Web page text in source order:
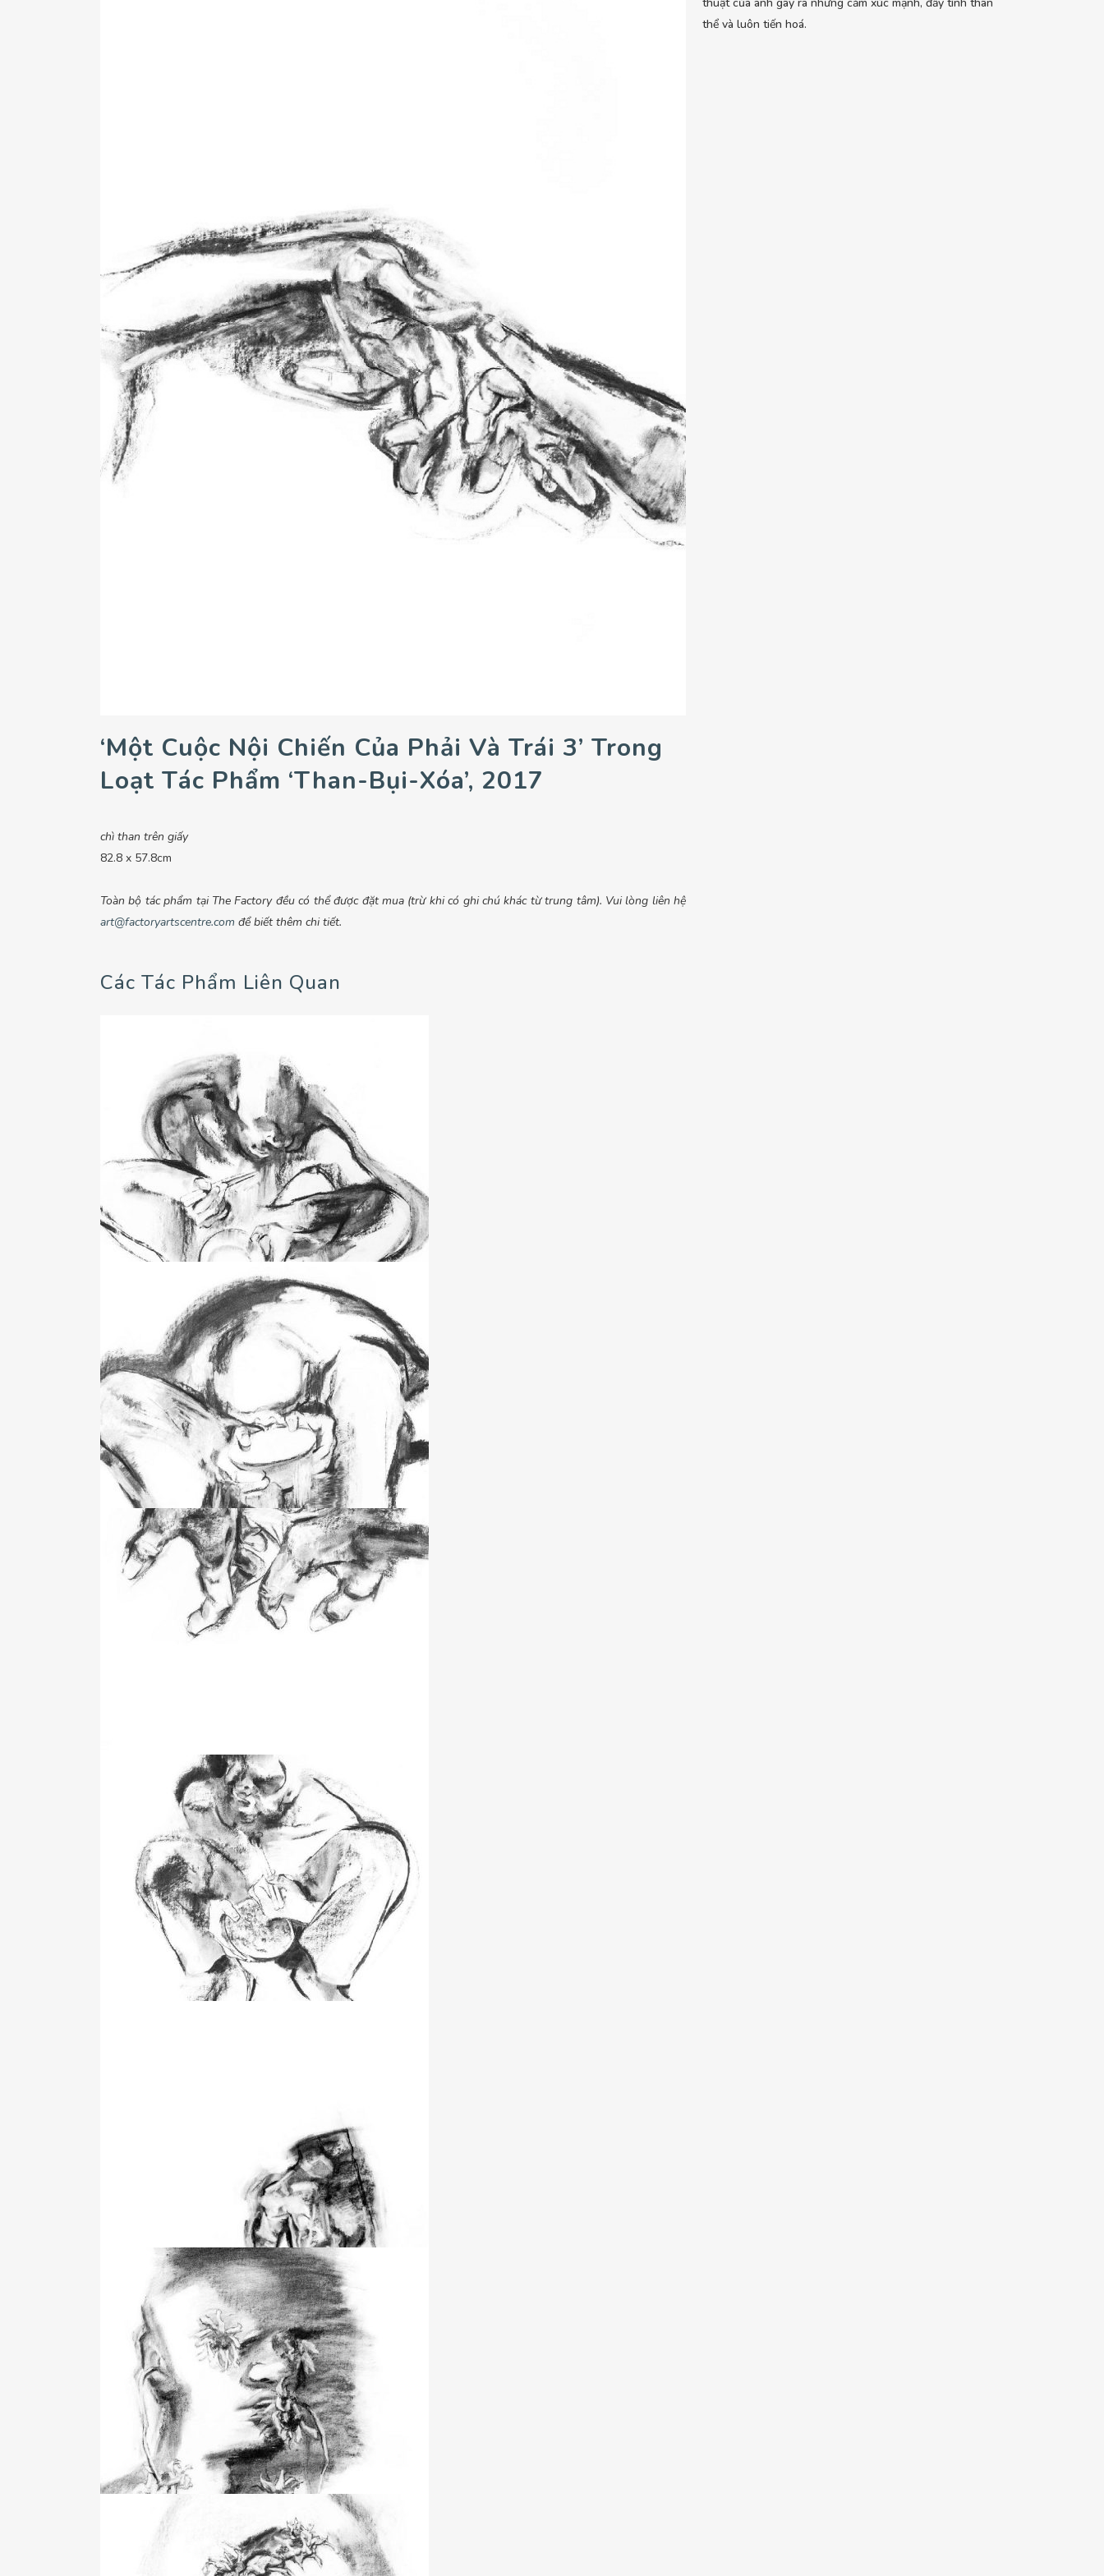
‘Một Cuộc Nội Chiến Của Phải Và Trái 3’ Trong
Loạt Tác Phẩm ‘Than-Bụi-Xóa’, 2017
chì than trên giấy
82.8 x 57.8cm
Toàn bộ tác phẩm tại The Factory đều có thể được đặt mua (trừ khi có ghi chú khác từ trung tâm). Vui lòng liên hệ
art@factoryartscentre.com để biết thêm chi tiết.
Các Tác Phẩm Liên Quan
thể và luôn tiến hoá.